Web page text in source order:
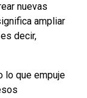
nuevas
ampliar
decir,
lo que empuje